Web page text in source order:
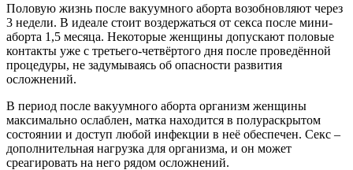
Половую жизнь после вакуумного аборта возобновляют через
3 недели. В идеале стоит воздержаться от секса после мини-
аборта 1,5 месяца. Некоторые женщины допускают половые
контакты уже с третьего-четвёртого дня после проведённой
процедуры, не задумываясь об опасности развития
осложнений.
В период после вакуумного аборта организм женщины
максимально ослаблен, матка находится в полураскрытом
состоянии и доступ любой инфекции в неё обеспечен. Секс –
дополнительная нагрузка для организма, и он может
среагировать на него рядом осложнений.